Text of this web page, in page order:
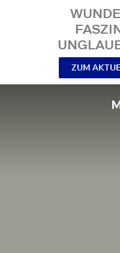
ZUM